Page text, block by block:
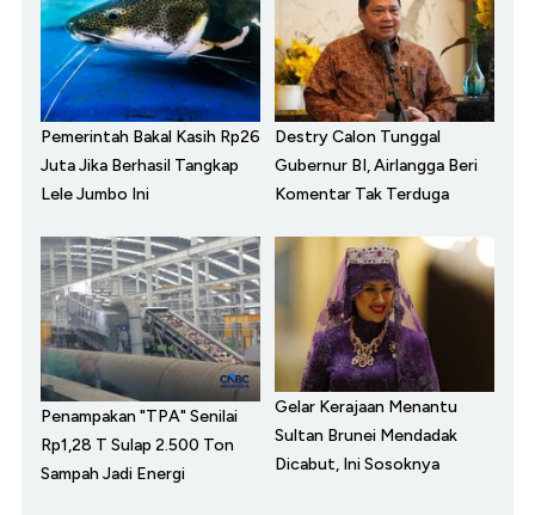
Pemerintah Bakal Kasih Rp26
Juta Jika Berhasil Tangkap
Lele Jumbo Ini
Destry Calon Tunggal
Gubernur BI, Airlangga Beri
Komentar Tak Terduga
Penampakan "TPA" Senilai
Rp1,28 T Sulap 2.500 Ton
Sampah Jadi Energi
Gelar Kerajaan Menantu
Sultan Brunei Mendadak
Dicabut, Ini Sosoknya